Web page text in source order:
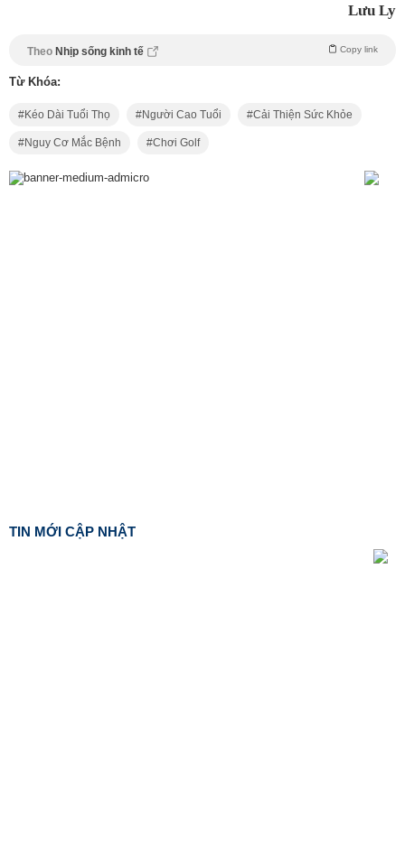
Lưu Ly
Theo Nhịp sống kinh tế Copy link
Từ Khóa:
Kéo Dài Tuổi Thọ Người Cao Tuổi Cải Thiện Sức Khỏe
Nguy Cơ Mắc Bệnh Chơi Golf
TIN MỚI CẬP NHẬT